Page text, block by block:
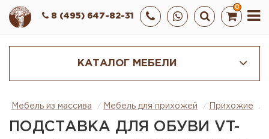
0
8 (495) 647-82-31
КАТАЛОГ МЕБЕЛИ
Мебель из массива Мебель для прихожей Прихожие
ПОДСТАВКА ДЛЯ ОБУВИ VT-